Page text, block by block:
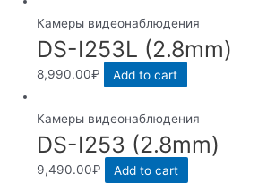
Камеры видеонаблюдения
DS-I253L (2.8mm)
8,990.00₽ Add to cart
Камеры видеонаблюдения
DS-I253 (2.8mm)
9,490.00₽ Add to cart